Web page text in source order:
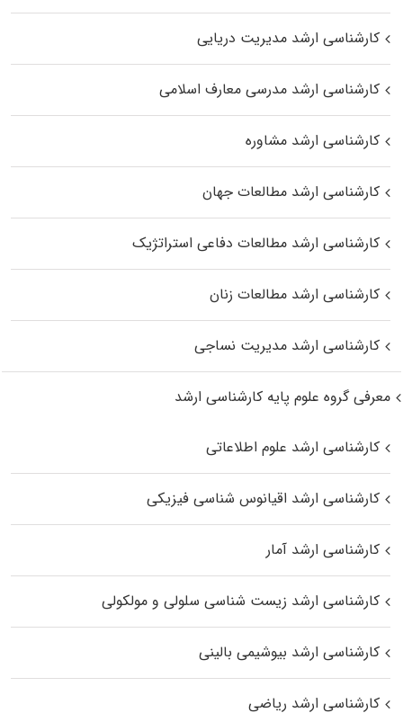
کارشناسی ارشد مدیریت دریایی
کارشناسی ارشد مدرسی معارف اسلامی
کارشناسی ارشد مشاوره
کارشناسی ارشد مطالعات جهان
کارشناسی ارشد مطالعات دفاعی استراتژیک
کارشناسی ارشد مطالعات زنان
کارشناسی ارشد مدیریت نساجی
معرفی گروه علوم پایه کارشناسی ارشد
کارشناسی ارشد علوم اطلاعاتی
کارشناسی ارشد اقیانوس‌ شناسی فیزیکی
کارشناسی ارشد آمار
کارشناسی ارشد زیست شناسی سلولی و مولکولی
کارشناسی ارشد بیوشیمی بالینی
کارشناسی ارشد ریاضی